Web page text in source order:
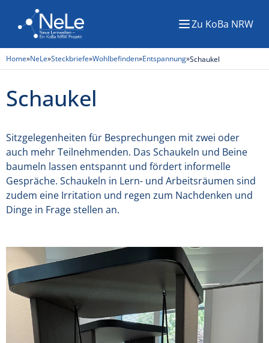
MenüZu KoBa NRW
Home»NeLe»Steckbriefe»Wohlbefinden»Entspannung»Schaukel
Schaukel
Sitzgelegenheiten für Besprechungen mit zwei oder
auch mehr Teilnehmenden. Das Schaukeln und Beine
baumeln lassen entspannt und fördert informelle
Gespräche. Schaukeln in Lern- und Arbeitsräumen sind
zudem eine Irritation und regen zum Nachdenken und
Dinge in Frage stellen an.